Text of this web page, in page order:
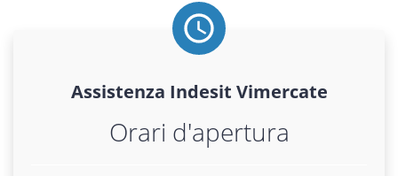
Assistenza Indesit Vimercate
Orari d'apertura